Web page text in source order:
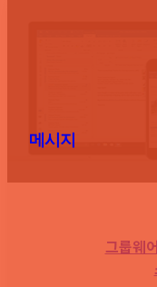
메시지
그룹웨